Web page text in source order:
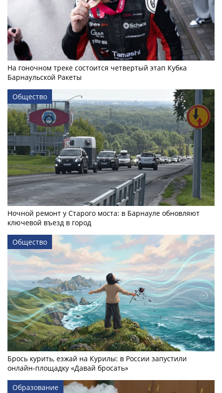
На гоночном треке состоится четвертый этап Кубка
Барнаульской Ракеты
Общество
Ночной ремонт у Старого моста: в Барнауле обновляют
ключевой въезд в город
Общество
Брось курить, езжай на Курилы: в России запустили
онлайн-­площадку «Давай бросать»
Образование